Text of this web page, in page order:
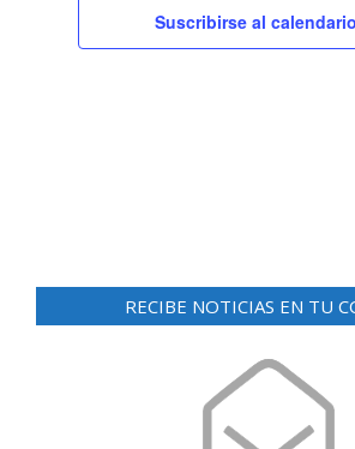
Suscribirse al calendario
RECIBE NOTICIAS EN TU